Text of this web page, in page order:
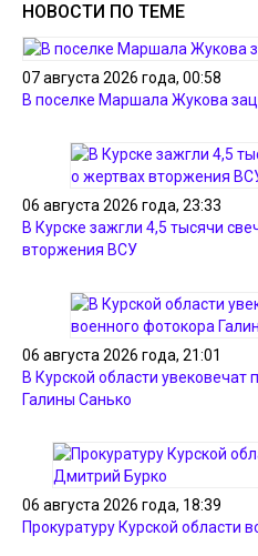
НОВОСТИ ПО ТЕМЕ
07 августа 2026 года, 00:58
В поселке Маршала Жукова
06 августа 2026 года, 23:33
В Курске зажгли 4,5 тысячи
вторжения ВСУ
06 августа 2026 года, 21:01
В Курской области увековечат
Галины Санько
06 августа 2026 года, 18:39
Прокуратуру Курской области